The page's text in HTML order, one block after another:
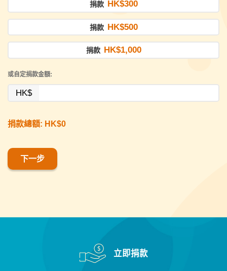
捐款 HK$300
捐款 HK$500
捐款 HK$1,000
或自定捐款金額:
HK$
捐款總額: HK$0
下一步
立即捐款